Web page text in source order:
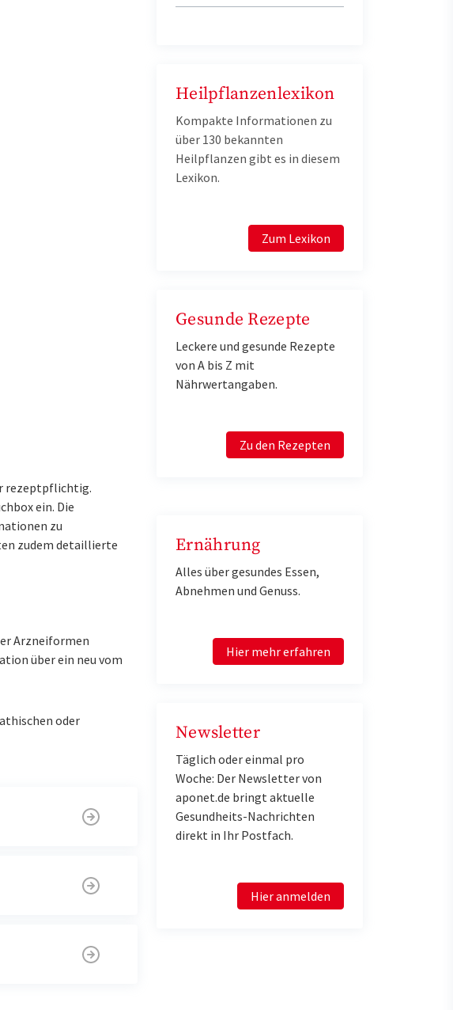
rezeptpflichtig.
ein. Die
zu
zudem detaillierte
Arzneiformen
über ein neu vom
oder
Heilpflanzenlexikon
Kompakte Informationen zu
über 130 bekannten
Heilpflanzen gibt es in diesem
Lexikon.
Zum Lexikon
Gesunde Rezepte
Leckere und gesunde Rezepte
von A bis Z mit
Nährwertangaben.
Zu den Rezepten
Ernährung
Alles über gesundes Essen,
Abnehmen und Genuss.
Hier mehr erfahren
Newsletter
Täglich oder einmal pro
Woche: Der Newsletter von
aponet.de bringt aktuelle
Gesundheits-Nachrichten
direkt in Ihr Postfach.
Hier anmelden